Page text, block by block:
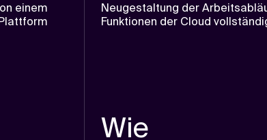
einem
Neugestaltung der
Funktionen der Cloud
Wie